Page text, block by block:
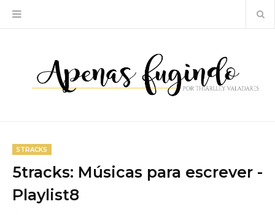
5TRACKS
5tracks: Músicas para escrever -
Playlist8